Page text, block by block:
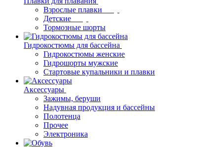
Взрослые плавки
Детские
Тормозные шорты
Гидрокостюмы для бассейна
Гидрокостюмы женские
Гидрошорты мужские
Стартовые купальники и плавки
Аксессуары
Зажимы, беруши
Надувная продукция и бассейны
Полотенца
Прочее
Электроника